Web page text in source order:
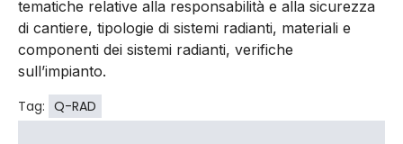
tematiche relative alla responsabilità e alla sicurezza
di cantiere, tipologie di sistemi radianti, materiali e
componenti dei sistemi radianti, verifiche
sull’impianto.
Tag: Q-RAD